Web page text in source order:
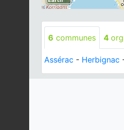
6 communes 4
Assérac - Herbignac